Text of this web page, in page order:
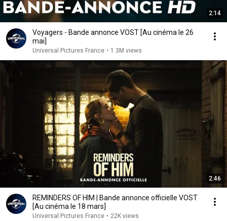
2:14
Voyagers - Bande annonce VOST [Au cinéma le 26
mai]
Universal Pictures France • 1.3M views
2:46
REMINDERS OF HIM | Bande annonce officielle VOST
[Au cinéma le 18 mars]
Universal Pictures France • 22K views